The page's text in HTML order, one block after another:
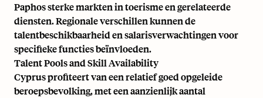
Paphos sterke markten in toerisme en gerelateerde
diensten. Regionale verschillen kunnen de
talentbeschikbaarheid en salarisverwachtingen voor
specifieke functies beïnvloeden.
Talent Pools and Skill Availability
Cyprus profiteert van een relatief goed opgeleide
beroepsbevolking, met een aanzienlijk aantal